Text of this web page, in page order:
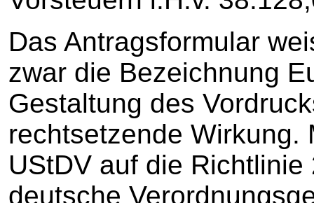
Das Antragsformular
zwar die Bezeichnung
Gestaltung des
rechtsetzende Wirkung.
UStDV auf die
deutsche